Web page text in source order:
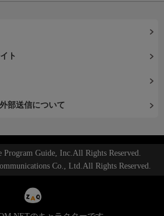
ト
部送信について
Guide, Inc.All Rights Reserved.
Co., Ltd.All Rights Reserved.